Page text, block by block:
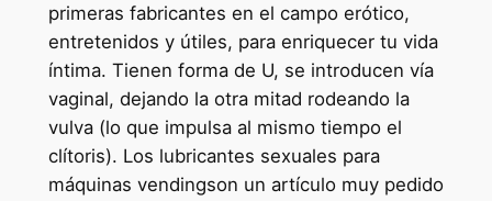
primeras fabricantes en el campo erótico,
entretenidos y útiles, para enriquecer tu vida
íntima. Tienen forma de U, se introducen vía
vaginal, dejando la otra mitad rodeando la
vulva (lo que impulsa al mismo tiempo el
clítoris). Los lubricantes sexuales para
máquinas vendingson un artículo muy pedido